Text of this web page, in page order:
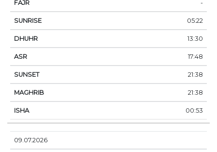
-
05:22
13:30
17:48
21:38
21:38
00:53
09.07.2026